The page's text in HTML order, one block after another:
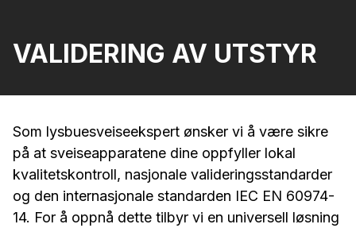
VALIDERING AV UTSTYR
Som lysbuesveiseekspert ønsker vi å være sikre
på at sveiseapparatene dine oppfyller lokal
kvalitetskontroll, nasjonale valideringsstandarder
og den internasjonale standarden IEC EN 60974-
14. For å oppnå dette tilbyr vi en universell løsning